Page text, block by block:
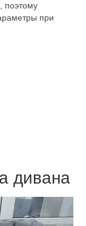
поэтому
при
дивана